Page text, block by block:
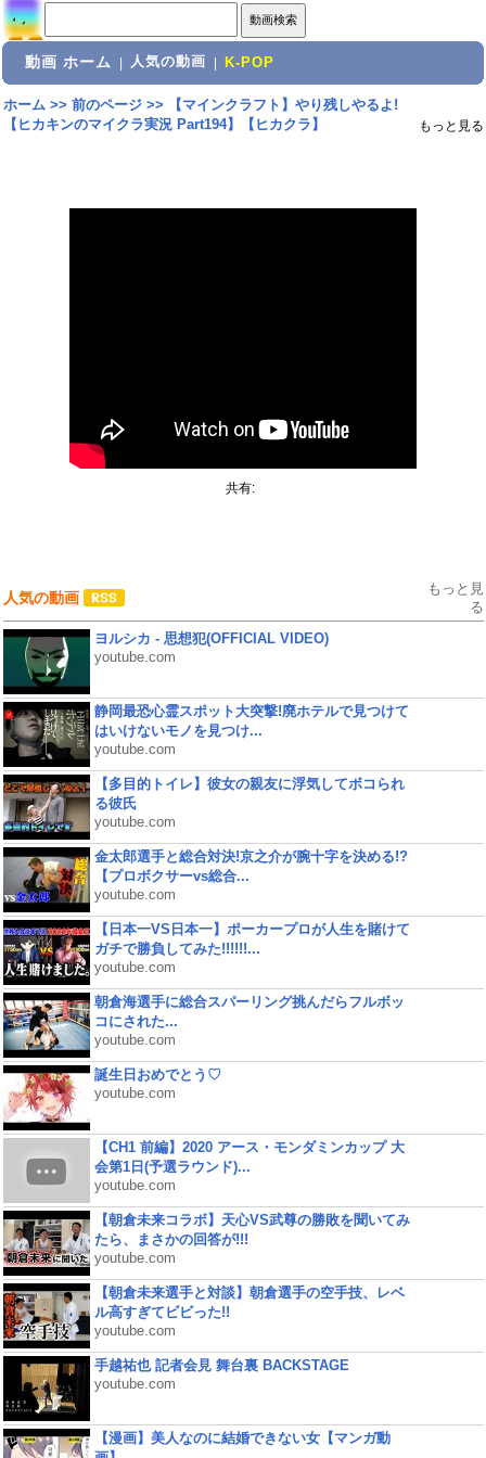
動画 ホーム 人気の動画 K-POP
ホーム>> 前のページ>>
【マインクラフト】やり残しやるよ!
【ヒカキンのマイクラ実況 Part194】【ヒカクラ】
もっと見る
共有:
人気の動画
もっと見
る
ヨルシカ - 思想犯(OFFICIAL VIDEO)
youtube.com
静岡最恐心霊スポット大突撃!廃ホテルで見つけて
はいけないモノを見つけ...
youtube.com
【多目的トイレ】彼女の親友に浮気してボコられ
る彼氏
youtube.com
金太郎選手と総合対決!京之介が腕十字を決める!?
【プロボクサーvs総合...
youtube.com
【日本一VS日本一】ポーカープロが人生を賭けて
ガチで勝負してみた!!!!!!...
youtube.com
朝倉海選手に総合スパーリング挑んだらフルボッ
コにされた...
youtube.com
誕生日おめでとう♡
youtube.com
【CH1 前編】2020 アース・モンダミンカップ 大
会第1日(予選ラウンド)...
youtube.com
【朝倉未来コラボ】天心VS武尊の勝敗を聞いてみ
たら、まさかの回答が!!!
youtube.com
【朝倉未来選手と対談】朝倉選手の空手技、レベ
ル高すぎてビビった!!
youtube.com
手越祐也 記者会見 舞台裏 BACKSTAGE
youtube.com
【漫画】美人なのに結婚できない女【マンガ動